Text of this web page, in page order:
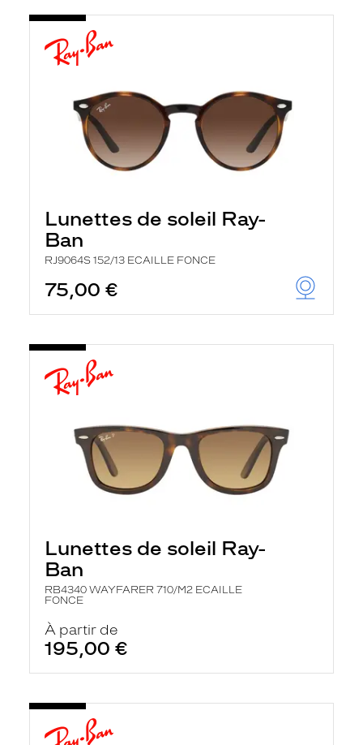
Lunettes de soleil Ray-
Ban
RJ9064S 152/13 ECAILLE FONCE
75,00 €
Lunettes de soleil Ray-
Ban
RB4340 WAYFARER 710/M2 ECAILLE
FONCE
À partir de
195,00 €